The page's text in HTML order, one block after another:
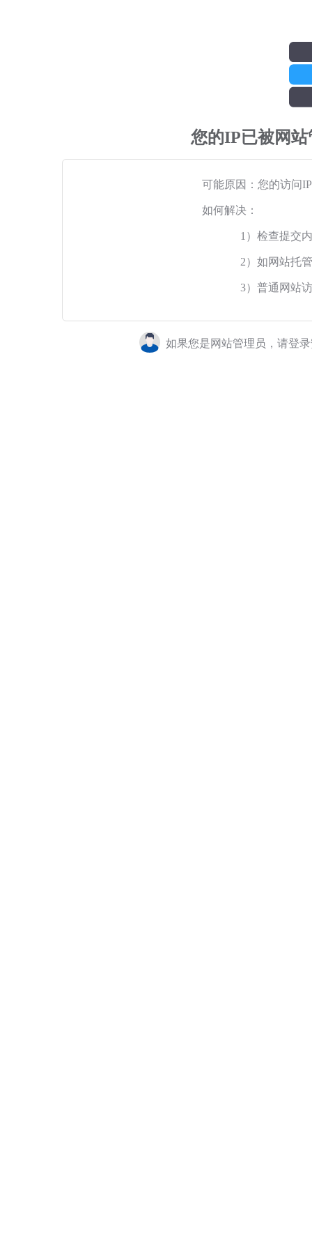
您的IP已被网
可能原因：您的访问
如何解决：
1）检查提交
2）如网站托
3）普通网站
如果您是网站管理员，请登